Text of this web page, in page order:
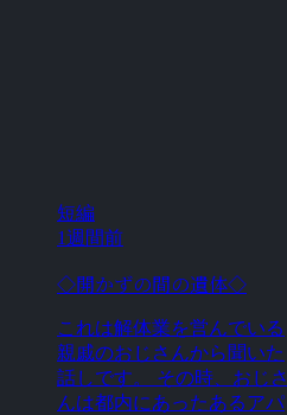
短編
1週間前
◇開かずの間の遺体◇
これは解体業を営んでいる
親戚のおじさんから聞いた
話しです。 その時、おじさ
んは都内にあったあるアパ